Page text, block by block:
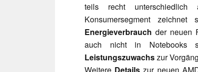
teils recht
Konsumersegment
Energieverbrauch der neuen
auch nicht in Notebooks
Leistungszuwachszur